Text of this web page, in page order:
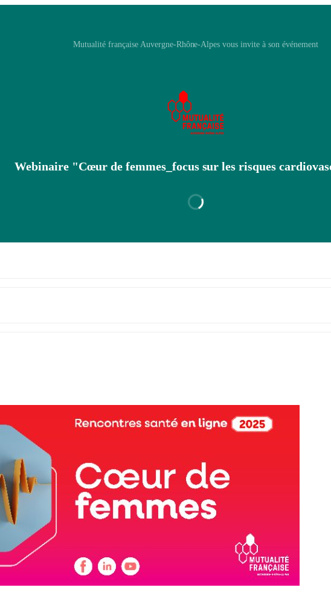
Mutualité française Auvergne-Rhône-Alpes vous invite à son événement
Webinaire "Cœur de femmes_focus sur les risques